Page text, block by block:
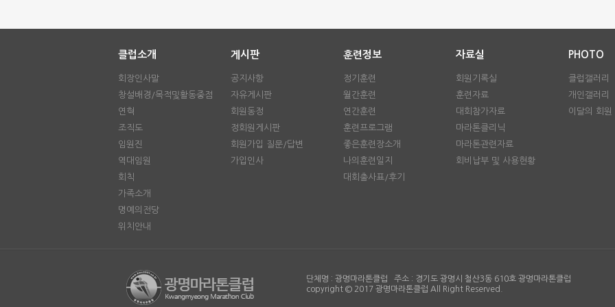
클럽소개
회장인사말
창설배경/목적및활동중점
연혁
조직도
임원진
역대임원
회칙
가족소개
명예의전당
위치안내
게시판
공지사항
자유게시판
회원동정
정회원게시판
회원가입 질문/답변
가입인사
훈련정보
정기훈련
월간훈련
연간훈련
훈련프로그램
좋은훈련장소개
나의훈련일지
대회출사표/후기
자료실
회원기록실
훈련자료
대회참가자료
마라톤클리닉
마라톤관련자료
회비납부 및 사용현황
PHOTO
클럽갤러리
개인갤러리
이달의 회원
단체명 : 광명마라톤클럽 주소 : 경기도 광명시 철산3동 610호 광명마라톤클럽
copyright © 2017 광명마라톤클럽 All Right Reserved.